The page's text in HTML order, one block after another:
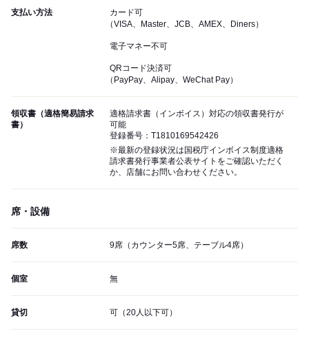
支払い方法
カード可
（VISA、Master、JCB、AMEX、Diners）
電子マネー不可
QRコード決済可
（PayPay、Alipay、WeChat Pay）
領収書（適格簡易請求
書）
適格請求書（インボイス）対応の領収書発行が
可能
登録番号：T1810169542426
※最新の登録状況は国税庁インボイス制度適格
請求書発行事業者公表サイトをご確認いただく
か、店舗にお問い合わせください。
席・設備
席数 9席（カウンター5席、テーブル4席）
個室 無
貸切 可（20人以下可）